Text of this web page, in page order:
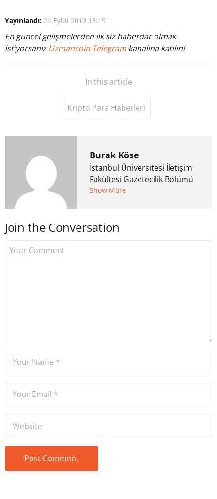
Yayınlandı: 24 Eylül 2019 13:19
En güncel gelişmelerden ilk siz haberdar olmak
istiyorsanız Uzmancoin Telegram kanalına katılın!
In this article
Kripto Para Haberleri
Burak Köse
İstanbul Üniversitesi İletişim
Fakültesi Gazetecilik Bölümü
mezunu. 6 yıl ana akım
kurdu. 2017'nin Mayıs ayından
Show More
Join the Conversation